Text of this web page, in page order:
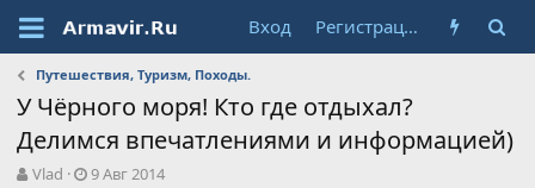
Вход Регистрация
Путешествия, Туризм, Походы.
У Чёрного моря! Кто где отдыхал?
Делимся впечатлениями и информацией)
А
Vlad
Д
9 Авг 2014